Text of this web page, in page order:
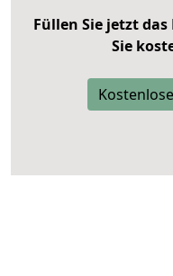
Füllen Sie jetzt
Sie